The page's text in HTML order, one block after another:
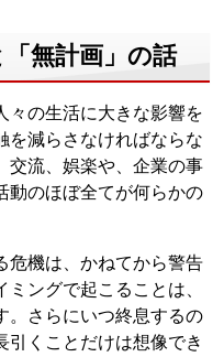
「無計画」の話
々の生活に大きな影響を
を減らさなければならな
交流、娯楽や、企業の事
動のほぼ全てが何らかの
危機は、かねてから警告
ングで起こることは、
。さらにいつ終息するの
引くことだけは想像でき